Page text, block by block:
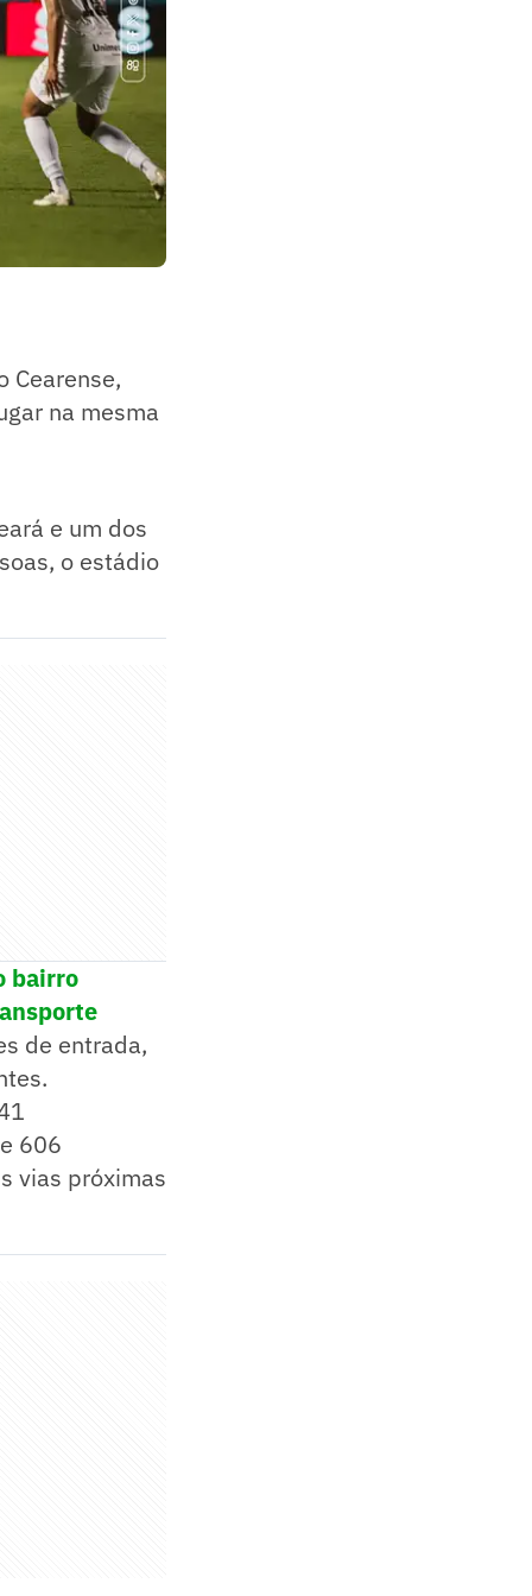
Cearense,
na mesma
e um dos
o estádio
bairro
de entrada,
606
vias próximas